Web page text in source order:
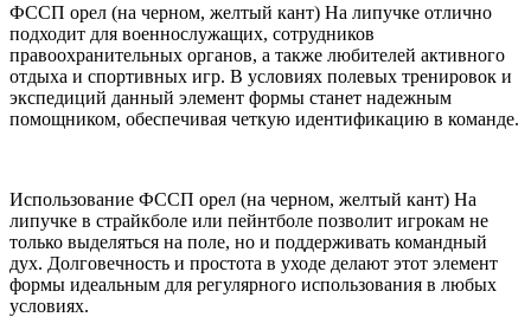
ФССП орел (на черном, желтый кант) На липучке отлично
подходит для военнослужащих, сотрудников
правоохранительных органов, а также любителей активного
отдыха и спортивных игр. В условиях полевых тренировок и
экспедиций данный элемент формы станет надежным
помощником, обеспечивая четкую идентификацию в команде.
Использование ФССП орел (на черном, желтый кант) На
липучке в страйкболе или пейнтболе позволит игрокам не
только выделяться на поле, но и поддерживать командный
дух. Долговечность и простота в уходе делают этот элемент
формы идеальным для регулярного использования в любых
условиях.